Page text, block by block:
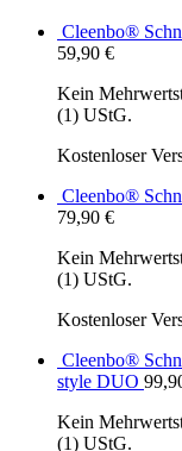
Cleenbo®
59,90 €
Kein
(1) UStG.
Kostenloser
Cleenbo®
79,90 €
Kein
(1) UStG.
Kostenloser
Cleenbo®
style DUO
Kein
(1) UStG.